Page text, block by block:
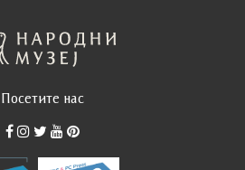
Посетите нас